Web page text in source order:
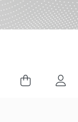
ورود کاربران